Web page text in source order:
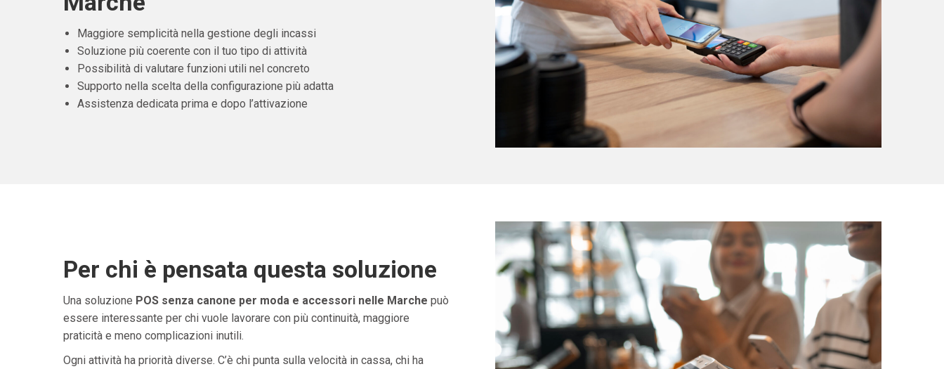
Maggiore semplicità nella gestione degli incassi
Soluzione più coerente con il tuo tipo di attività
Possibilità di valutare funzioni utili nel concreto
Supporto nella scelta della configurazione più adatta
Assistenza dedicata prima e dopo l’attivazione
Per chi è pensata questa soluzione
Una soluzione POS senza canone per moda e accessori nelle Marche può
essere interessante per chi vuole lavorare con più continuità, maggiore
praticità e meno complicazioni inutili.
Ogni attività ha priorità diverse. C’è chi punta sulla velocità in cassa, chi ha